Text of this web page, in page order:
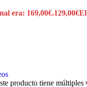
era: 169,00€.129,00€
producto tiene múltiples